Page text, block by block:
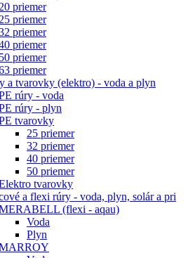
20 priemer
25 priemer
priemer
priemer
50 priemer
priemer
a tvarovky (elektro) - voda a plyn
rúry - voda
rúry - plyn
tvarovky
25 priemer
32 priemer
40 priemer
50 priemer
tvarovky
a flexi rúry - voda, plyn, solár a pri
(flexi - aqau)
Voda
Plyn